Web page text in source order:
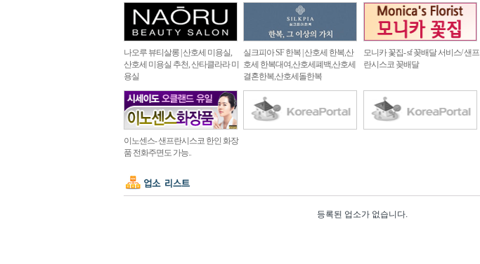
나오루 뷰티살롱 | 산호세 미용실,
산호세 미용실 추천, 산타클라라 미
용실
실크피아 SF 한복 | 산호세 한복,산
호세 한복대여,산호세폐백,산호세
결혼한복,산호세돌한복
모니카 꽃집- sf 꽂배달 서비스/ 샌프
란시스코 꽂배달
이노센스- 샌프란시스코 한인 화장
품 전화주면도 가능..
등록된 업소가 없습니다.